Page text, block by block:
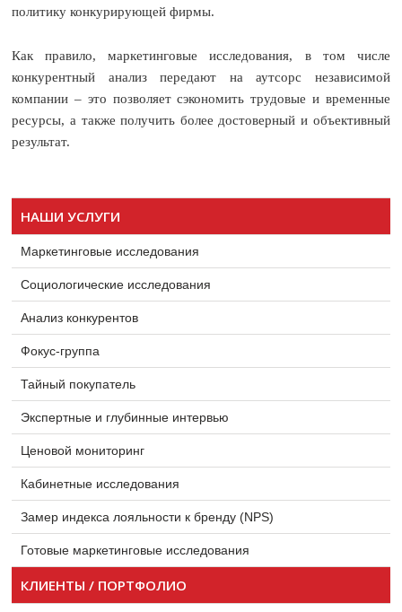
политику конкурирующей фирмы.
Как правило, маркетинговые исследования, в том числе
конкурентный анализ передают на аутсорс независимой
компании – это позволяет сэкономить трудовые и временные
ресурсы, а также получить более достоверный и объективный
результат.
НАШИ УСЛУГИ
Маркетинговые исследования
Социологические исследования
Анализ конкурентов
Фокус-группа
Тайный покупатель
Экспертные и глубинные интервью
Ценовой мониторинг
Кабинетные исследования
Замер индекса лояльности к бренду (NPS)
Готовые маркетинговые исследования
КЛИЕНТЫ / ПОРТФОЛИО